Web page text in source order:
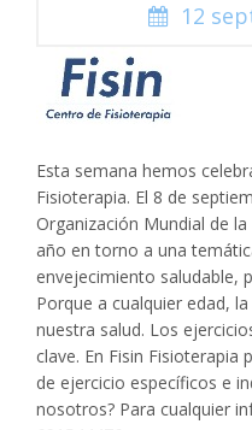
12
Esta semana hemos
Fisioterapia. El 8 de
Organización Mundial de
año en torno a una
envejecimiento saludable,
Porque a cualquier edad,
nuestra salud. Los
clave. En Fisin
de ejercicio específicos e
nosotros? Para cualquier